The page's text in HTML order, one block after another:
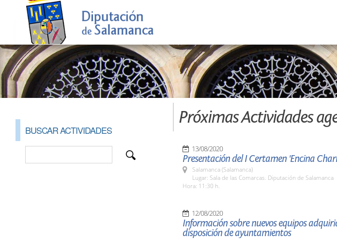
BUSCAR ACTIVIDADES
Próximas Actividades
13/08/2020
Presentación del I Certamen 'Encina
Salamanca (Salamanca)
Lugar: Sala de las Comarcas. Diputación de Salamanca
Hora: 11:30 h.
12/08/2020
Información sobre nuevos equipos
disposición de ayuntamientos